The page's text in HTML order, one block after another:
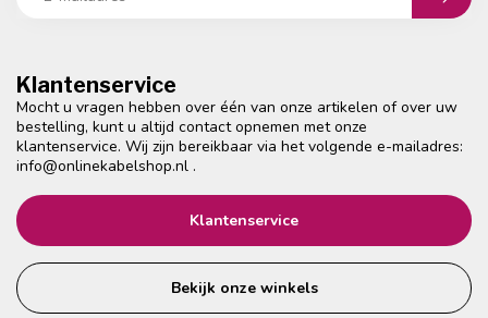
Klantenservice
Mocht u vragen hebben over één van onze artikelen of over uw
bestelling, kunt u altijd contact opnemen met onze
klantenservice. Wij zijn bereikbaar via het volgende e-mailadres:
info@onlinekabelshop.nl .
Klantenservice
Bekijk onze winkels